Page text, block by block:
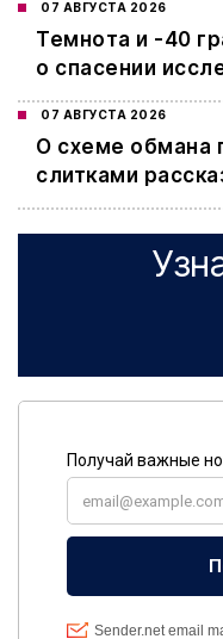
07 АВГУСТА 2026
Темнота и -40
о спасении
07 АВГУСТА 2026
О схеме обмана
слитками